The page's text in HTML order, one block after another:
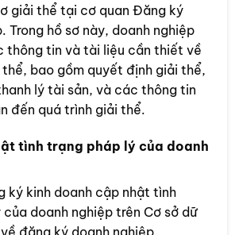
giải thể tại cơ quan Đăng ký
Trong hồ sơ này, doanh nghiệp
thông tin và tài liệu cần thiết về
bao gồm quyết định giải thể,
lý tài sản, và các thông tin
đến quá trình giải thể.
tình trạng pháp lý của doanh
ký kinh doanh cập nhật tình
doanh nghiệp trên Cơ sở dữ
đăng ký doanh nghiệp.